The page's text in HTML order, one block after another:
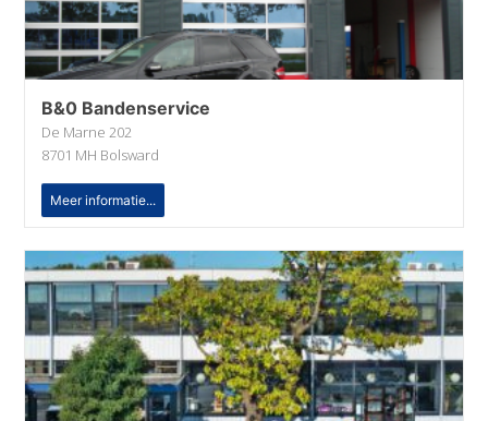
B&0 Bandenservice
De Marne 202
8701 MH Bolsward
Meer informatie...